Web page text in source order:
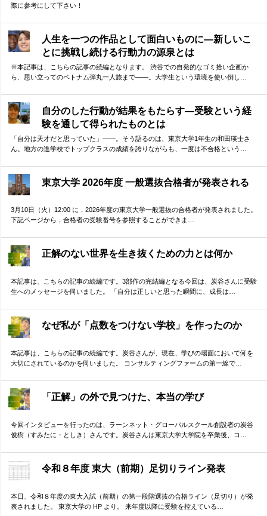
際に参考にして下さい！
人生を一つの作品として面白いものに―新しいこ
とに挑戦し続ける行動力の源泉とは
※本記事は、こちらの記事の続編となります。 渋谷での自発的なゴミ拾い企画か
ら、思い立ってのベトナム弾丸一人旅まで——。大学生という環境を使い倒し…
自分のした行動が結果をもたらす―受験という経
験を通して得られたものとは
「自分は天才だと思っていた」——。そう語るのは、東京大学1年生の和田瑛士さ
ん。地方の進学校でトップクラスの成績を誇りながらも、一度は不合格という…
東京大学 2026年度 一般選抜合格者が発表される
3月10日（火）12:00 に，2026年度の東京大学一般選抜の合格者が発表されました。
下記ページから，合格者の受験番号を参照することができま…
正解のない世界を生き抜くための力とは何か
本記事は、こちらの記事の続編です。3部作の完結編となる今回は、炭谷さんに受験
生へのメッセージを伺いました。 「自分は正しいと思った瞬間に、成長は…
なぜ私が「点数をつけない学校」を作ったのか
本記事は、こちらの記事の続編です。炭谷さんが、現在、学びの場面において何を
大切にされているのかを伺いました。 コンサルティングファームの第一線で…
「正解」の外で見つけた、本当の学び
今回インタビューを行ったのは、ラーンネット・グローバルスクール創設者の炭谷
俊樹（すみたに・としき）さんです。炭谷さんは東京大学大学院を卒業後、コ…
令和８年度 東大（前期）足切りライン発表
本日、令和８年度の東大入試（前期）の第一段階選抜の合格ライン（足切り）が発
表されました。 東京大学の HP より。 来年度以降に受験を控えている…